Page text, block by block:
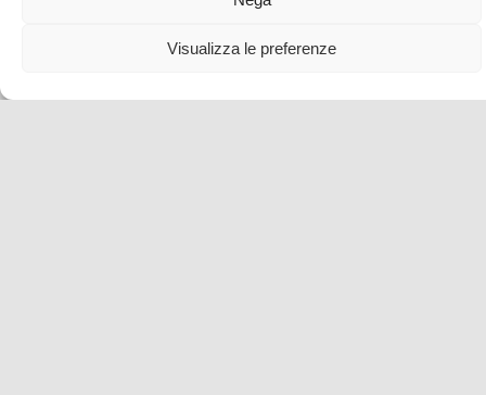
Visualizza le preferenze